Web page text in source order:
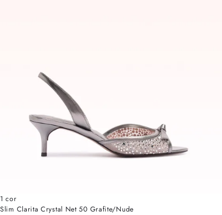
1 cor
Slim Clarita Crystal Net 50 Grafite/Nude